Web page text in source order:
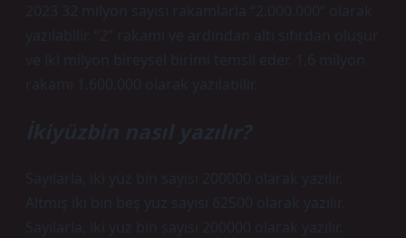
2023 32 milyon sayısı rakamlarla “2.000.000” olarak
yazılabilir. “2” rakamı ve ardından altı sıfırdan oluşur
ve iki milyon bireysel birimi temsil eder. 1,6 milyon
rakamı 1.600.000 olarak yazılabilir.
İkiyüzbin nasıl yazılır?
Sayılarla, iki yüz bin sayısı 200000 olarak yazılır.
Altmış iki bin beş yüz sayısı 62500 olarak yazılır.
Sayılarla, iki yüz bin sayısı 200000 olarak yazılır.